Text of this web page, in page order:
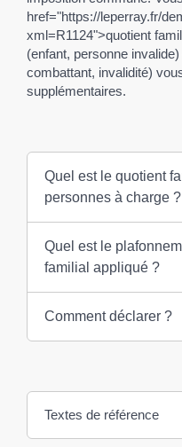
href="https://leperray.fr/
xml=R1124">quotient
(enfant, personne
combattant, invalidité)
supplémentaires.
Quel est le quotient
personnes à charge ?
Quel est le
familial appliqué ?
Comment déclarer ?
Textes de référence